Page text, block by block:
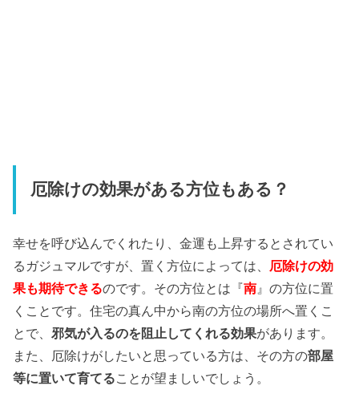
厄除けの効果がある方位もある？
幸せを呼び込んでくれたり、金運も上昇するとされてい
るガジュマルですが、置く方位によっては、 厄除けの効
果も期待できるのです。その方位とは『南 』の方位に置
くことです。住宅の真ん中から南の方位の場所へ置くこ
とで、邪気が入るのを阻止してくれる効果があります。
また、厄除けがしたいと思っている方は、その方の部屋
等に置いて育てることが望ましいでしょう。